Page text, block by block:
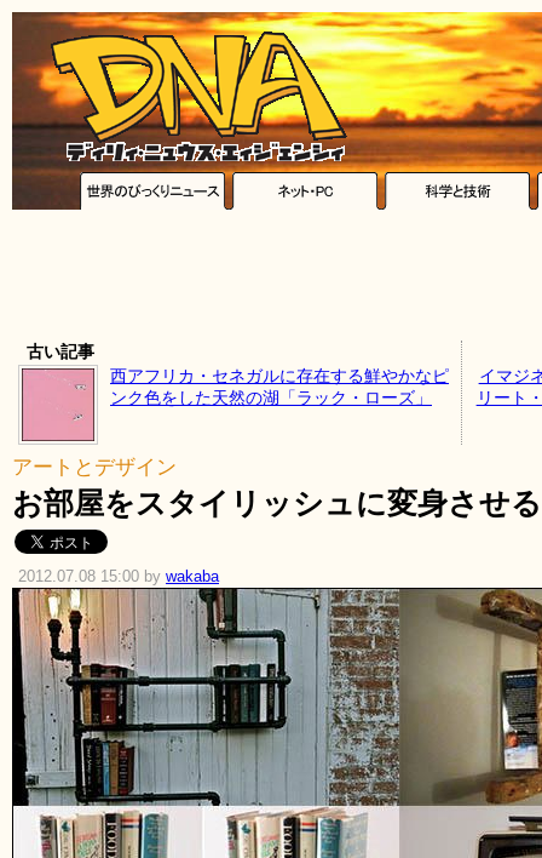
古い記事
西アフリカ・セネガルに存在する鮮やかなピ
ンク色をした天然の湖「ラック・ローズ」
イマジ
リート
アートとデザイン
お部屋をスタイリッシュに変身させ
2012.07.08 15:00 by wakaba